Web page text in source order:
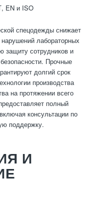
EN и ISO
спецодежды снижает
лабораторных
защиту сотрудников и
Прочные
долгий срок
производства
на протяжении всего
полный
консультации по
поддержку.
И